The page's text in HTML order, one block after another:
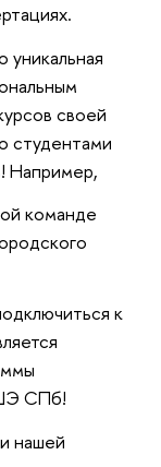
уникальная
своей
студентами
Например,
команде
к
СПб!
нашей